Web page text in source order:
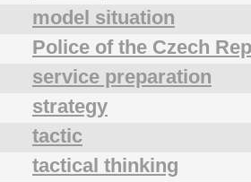
model situation
Police of the Czech
service preparation
strategy
tactic
tactical thinking